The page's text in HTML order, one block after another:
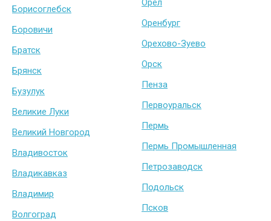
Борисоглебск
Боровичи
Братск
Брянск
Бузулук
Великие Луки
Великий Новгород
Владивосток
Владикавказ
Владимир
Волгоград
Орел
Оренбург
Орехово-Зуево
Орск
Пенза
Первоуральск
Пермь
Пермь Промышленная
Петрозаводск
Подольск
Псков